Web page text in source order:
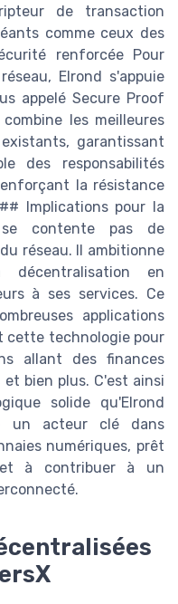
de transaction
comme ceux des
renforcée Pour
Elrond s'appuie
appelé Secure Proof
les meilleures
garantissant
des responsabilités
la résistance
Implications pour la
se contente pas de
réseau. Il ambitionne
en
à ses services. Ce
applications
cette technologie pour
allant des finances
bien plus. C'est ainsi
solide qu'Elrond
un acteur clé dans
numériques, prêt
à contribuer à un